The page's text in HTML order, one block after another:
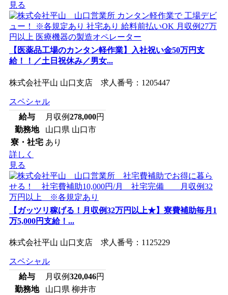
見る
【医薬品工場のカンタン軽作業】入社祝い金50万円支
給！！／土日祝休み／男女...
株式会社平山 山口支店 求人番号：1205447
スペシャル
給与
月収例278,000円
勤務地
山口県 山口市
寮・社宅 あり
詳しく
見る
【ガッツリ稼げる！月収例32万円以上★】寮費補助毎月1
万5,000円支給！...
株式会社平山 山口支店 求人番号：1125229
スペシャル
給与
月収例320,046円
勤務地
山口県 柳井市